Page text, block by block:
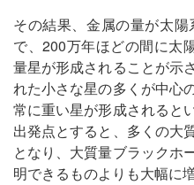
その結果、金属の量が太
で、200万年ほどの間に太
量星が形成されることが示
れた小さな星の多くが中心
常に重い星が形成されると
出発点とすると、多くの大
となり、大質量ブラックホ
明できるものよりも大幅に増